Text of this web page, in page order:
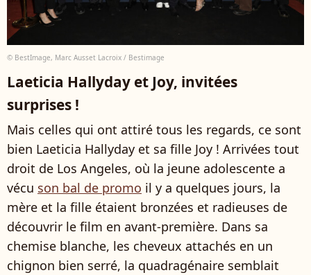
© BestImage, Marc Ausset Lacroix / Bestimage
Laeticia Hallyday et Joy, invitées
surprises !
Mais celles qui ont attiré tous les regards, ce sont
bien Laeticia Hallyday et sa fille Joy ! Arrivées tout
droit de Los Angeles, où la jeune adolescente a
vécu son bal de promo il y a quelques jours, la
mère et la fille étaient bronzées et radieuses de
découvrir le film en avant-première. Dans sa
chemise blanche, les cheveux attachés en un
chignon bien serré, la quadragénaire semblait